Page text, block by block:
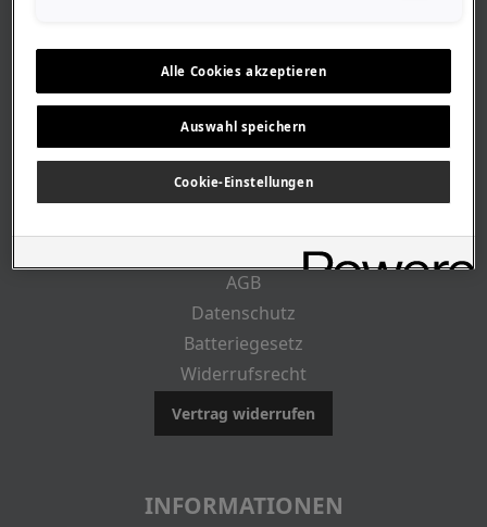
Stellenangebote
Geschichte
RECHTLICHES
AGB
Datenschutz
Batteriegesetz
Widerrufsrecht
Vertrag widerrufen
INFORMATIONEN
Alle Cookies akzeptieren
Auswahl speichern
Cookie-Einstellungen